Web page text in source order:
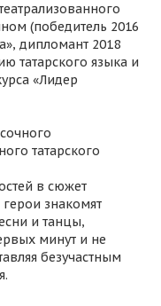
(победитель 2016
дипломант 2018
татарского языка и
«Лидер
татарского
в сюжет
знакомят
и танцы,
минут и не
безучастным